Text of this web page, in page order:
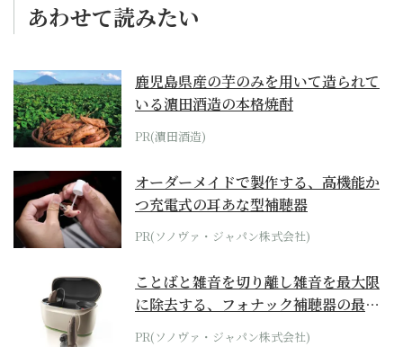
あわせて読みたい
鹿児島県産の芋のみを用いて造られて
いる濵田酒造の本格焼酎
PR(濵田酒造)
オーダーメイドで製作する、高機能か
つ充電式の耳あな型補聴器
PR(ソノヴァ・ジャパン株式会社)
ことばと雑音を切り離し雑音を最大限
に除去する、フォナック補聴器の最上
位モデル
PR(ソノヴァ・ジャパン株式会社)